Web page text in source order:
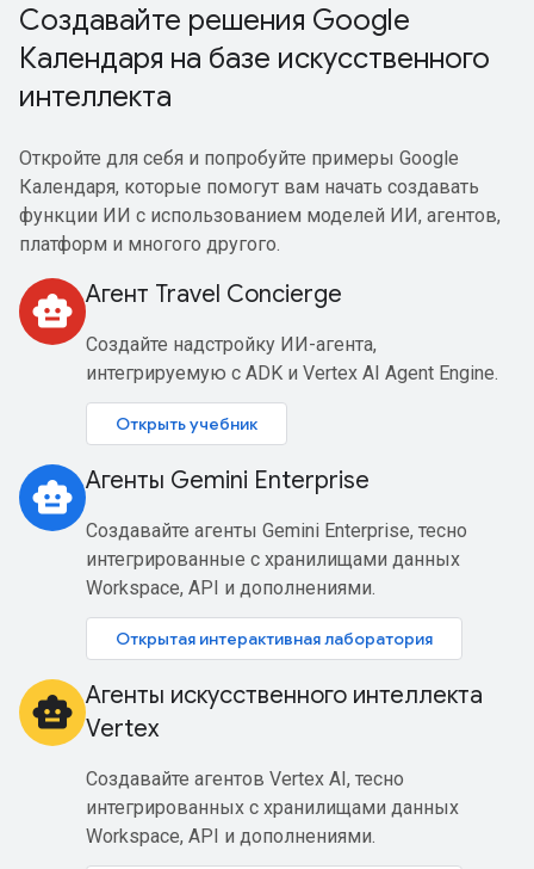
Создавайте решения Google
Календаря на базе искусственного
интеллекта
Откройте для себя и попробуйте примеры Google
Календаря, которые помогут вам начать создавать
функции ИИ с использованием моделей ИИ, агентов,
платформ и многого другого.
smart_toy Агент Travel Concierge
Создайте надстройку ИИ-агента,
интегрируемую с ADK и Vertex AI Agent Engine.
Открыть учебник
smart_toy Агенты Gemini Enterprise
Создавайте агенты Gemini Enterprise, тесно
интегрированные с хранилищами данных
Workspace, API и дополнениями.
Открытая интерактивная лаборатория
smart_toy Агенты искусственного интеллекта
Vertex
Создавайте агентов Vertex AI, тесно
интегрированных с хранилищами данных
Workspace, API и дополнениями.